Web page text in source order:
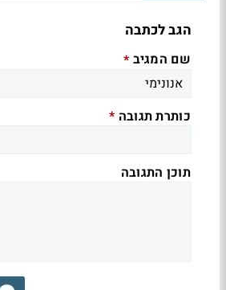
הגב לכתבה
שם המגיב *
כותרת תגובה *
תוכן התגובה